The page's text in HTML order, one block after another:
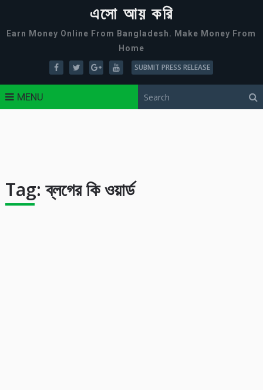
এসো আয় করি
Earn Money Online From Bangladesh. Make Money From
Home
SUBMIT PRESS RELEASE
MENU
Tag:ব্লগের কি ওয়ার্ড